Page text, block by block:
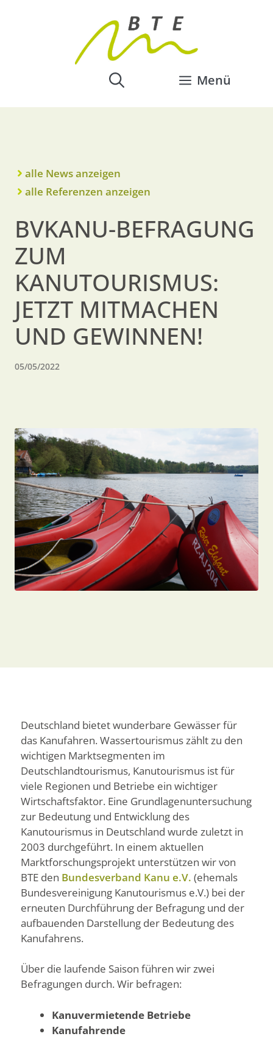
Menü
alle News anzeigen
alle Referenzen anzeigen
BVKANU-BEFRAGUNG
ZUM
KANUTOURISMUS:
JETZT MITMACHEN
UND GEWINNEN!
05/05/2022
Deutschland bietet wunderbare Gewässer für
das Kanufahren. Wassertourismus zählt zu den
wichtigen Marktsegmenten im
Deutschlandtourismus, Kanutourismus ist für
viele Regionen und Betriebe ein wichtiger
Wirtschaftsfaktor. Eine Grundlagenuntersuchung
zur Bedeutung und Entwicklung des
Kanutourismus in Deutschland wurde zuletzt in
2003 durchgeführt. In einem aktuellen
Marktforschungsprojekt unterstützen wir von
BTE den Bundesverband Kanu e.V. (ehemals
Bundesvereinigung Kanutourismus e.V.) bei der
erneuten Durchführung der Befragung und der
aufbauenden Darstellung der Bedeutung des
Kanufahrens.
Über die laufende Saison führen wir zwei
Befragungen durch. Wir befragen:
Kanuvermietende Betriebe
Kanufahrende